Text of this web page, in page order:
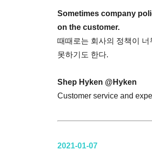
Sometimes company
on the customer.
때때로는 회사의 정책이
못하기도 한다.
Shep Hyken @Hyken
Customer service and
2021-01-07